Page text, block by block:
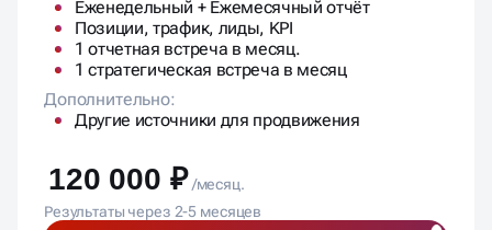
Еженедельный + Ежемесячный отчёт
Позиции, трафик, лиды, KPI
1 отчетная встреча в месяц.
1 стратегическая встреча в месяц
Дополнительно:
Другие источники для продвижения
120 000 ₽ /месяц.
Результаты через 2-5 месяцев